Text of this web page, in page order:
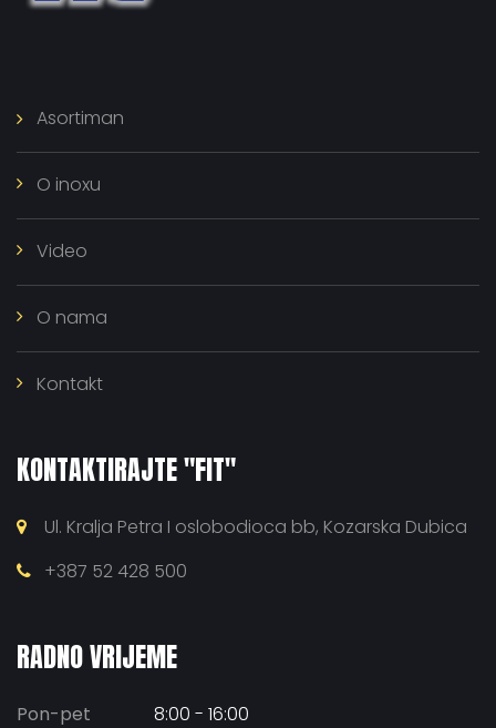
Asortiman
O inoxu
Video
O nama
Kontakt
KONTAKTIRAJTE "FIT"
Ul. Kralja Petra I oslobodioca bb, Kozarska Dubica
+387 52 428 500
RADNO VRIJEME
Pon-pet 8:00 - 16:00